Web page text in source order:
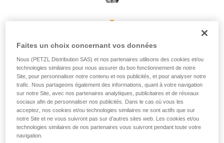
ROCPEC ADP
Adaptateur pour tamponnoir ROCPEC
Augmente la polyvalence du ROCPEC et assure confort et
efficacité dans la pose des chevilles auto-foreuses de 12
mm.
Faites un choix concernant vos données
Nous (PETZL Distribution SAS) et nos partenaires utilisons des cookies et/ou
technologies similaires pour nous assurer du bon fonctionnement de notre
Site, pour personnaliser notre contenu et nos publicités, et pour analyser notre
trafic. Nous partageons également des informations, quant à votre navigation
sur notre Site, avec nos partenaires analytiques, publicitaires et de réseaux
sociaux afin de personnaliser nos publicités. Dans le cas où vous les
acceptez, nos cookies et/ou technologies similaires ne sont actifs que sur
notre Site et ne vous suivront pas sur d’autres sites web. Les cookies et/ou
technologies similaires de nos partenaires vous suivront pendant toute votre
navigation.